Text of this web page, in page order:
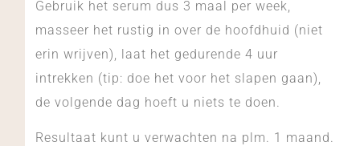
Gebruik het serum dus 3 maal per week,
masseer het rustig in over de hoofdhuid (niet
erin wrijven), laat het gedurende 4 uur
intrekken (tip: doe het voor het slapen gaan),
de volgende dag hoeft u niets te doen.
Resultaat kunt u verwachten na plm. 1 maand.